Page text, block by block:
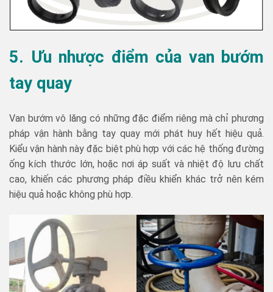
5. Ưu nhược điểm của van bướm
tay quay
Van bướm vô lăng có những đặc điểm riêng mà chỉ phương
pháp vận hành bằng tay quay mới phát huy hết hiệu quả.
Kiểu vận hành này đặc biệt phù hợp với các hệ thống đường
ống kích thước lớn, hoặc nơi áp suất và nhiệt độ lưu chất
cao, khiến các phương pháp điều khiển khác trở nên kém
hiệu quả hoặc không phù hợp.